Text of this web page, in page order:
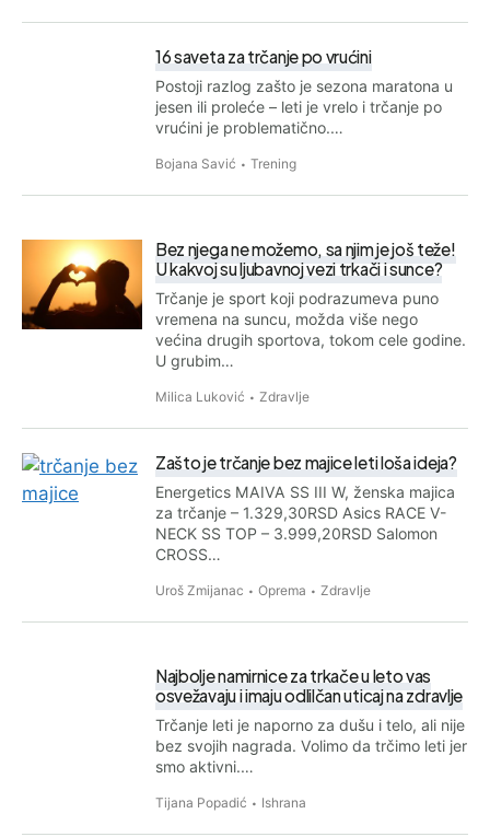
16 saveta za trčanje po vrućini
Postoji razlog zašto je sezona maratona u
jesen ili proleće – leti je vrelo i trčanje po
vrućini je problematično.…
Bojana Savić Trening
Bez njega ne možemo, sa njim je još teže!
U kakvoj su ljubavnoj vezi trkači i sunce?
Trčanje je sport koji podrazumeva puno
vremena na suncu, možda više nego
većina drugih sportova, tokom cele godine.
U grubim…
Milica Luković Zdravlje
Zašto je trčanje bez majice leti loša ideja?
Energetics MAIVA SS III W, ženska majica
za trčanje – 1.329,30RSD Asics RACE V-
NECK SS TOP – 3.999,20RSD Salomon
CROSS…
Uroš Zmijanac Oprema Zdravlje
Najbolje namirnice za trkače u leto vas
osvežavaju i imaju odlilčan uticaj na zdravlje
Trčanje leti je naporno za dušu i telo, ali nije
bez svojih nagrada. Volimo da trčimo leti jer
smo aktivni.…
Tijana Popadić Ishrana